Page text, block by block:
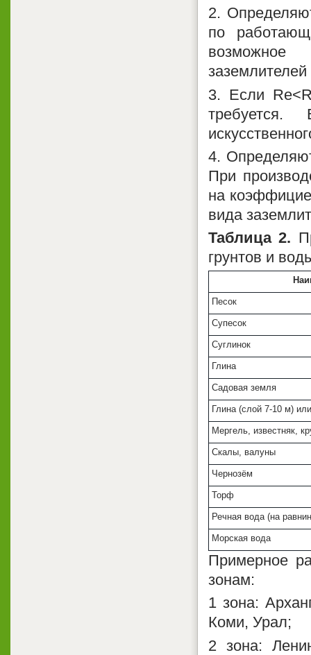
2.
по
возможное
заземлителей
3. Если
4.
При
на
вида
Таблица 2.
грунтов и
Песок
Супесок
Суглинок
Глина
Садовая земля
Глина (слой 7-10 м)
Мергель, известняк,
Скалы, валуны
Чернозём
Торф
Речная вода (на
Морская вода
Примерное
зонам:
1 зона:
Коми, Урал;
2 зона: